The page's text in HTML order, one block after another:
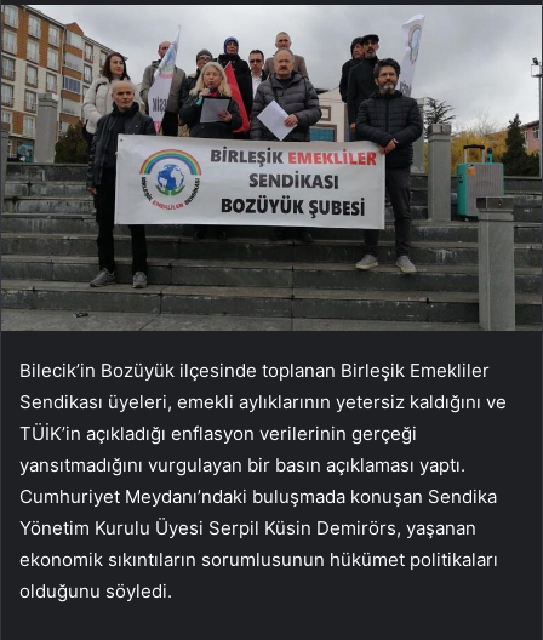
Bilecik’in Bozüyük ilçesinde toplanan Birleşik Emekliler
Sendikası üyeleri, emekli aylıklarının yetersiz kaldığını ve
TÜİK’in açıkladığı enflasyon verilerinin gerçeği
yansıtmadığını vurgulayan bir basın açıklaması yaptı.
Cumhuriyet Meydanı’ndaki buluşmada konuşan Sendika
Yönetim Kurulu Üyesi Serpil Küsin Demirörs, yaşanan
ekonomik sıkıntıların sorumlusunun hükümet politikaları
olduğunu söyledi.